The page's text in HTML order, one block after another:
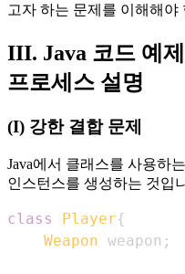
고자 하는 문제를 이해해야
III. Java 코드 예
프로세스 설명
(I) 강한 결합 문제
Java에서 클래스를 사용하
인스턴스를 생성하는 것입
class Player{
Weapon weapon ;